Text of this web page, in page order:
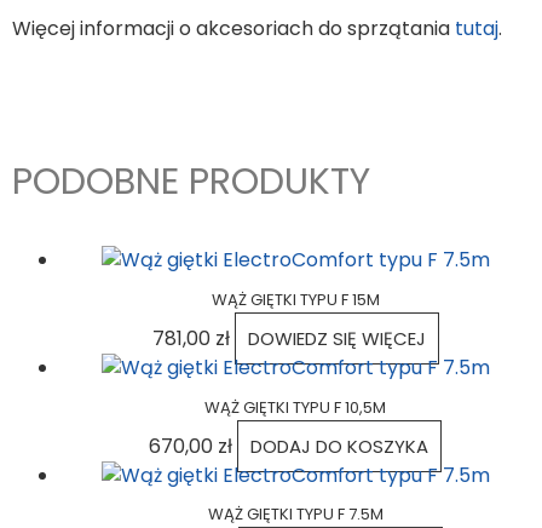
Więcej informacji o akcesoriach do sprzątania tutaj.
PODOBNE PRODUKTY
WĄŻ GIĘTKI TYPU F 15M
781,00 zł DOWIEDZ SIĘ WIĘCEJ
WĄŻ GIĘTKI TYPU F 10,5M
670,00 zł DODAJ DO KOSZYKA
WĄŻ GIĘTKI TYPU F 7.5M